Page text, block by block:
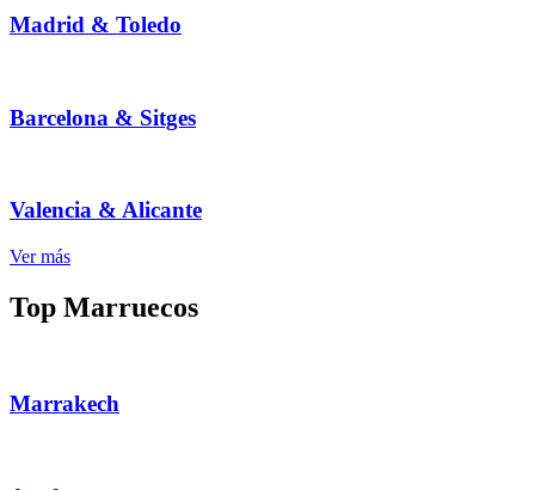
Madrid & Toledo
Barcelona & Sitges
Valencia & Alicante
Ver más
Top Marruecos
Marrakech